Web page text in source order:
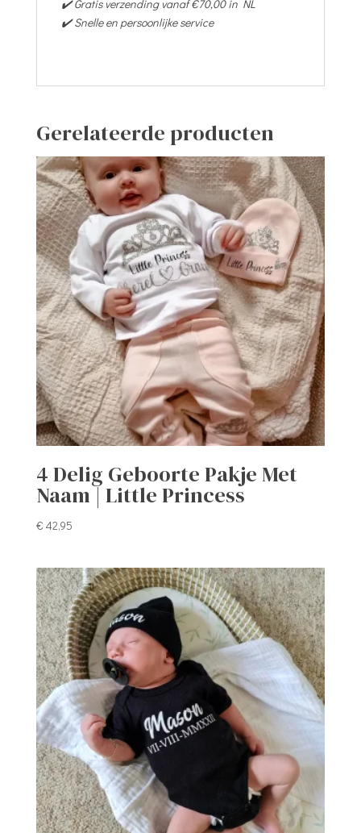
✔️ Gratis verzending vanaf €70,00 in NL
✔️ Snelle en persoonlijke service
Gerelateerde producten
4 Delig Geboorte Pakje Met
Naam | Little Princess
€ 42,95